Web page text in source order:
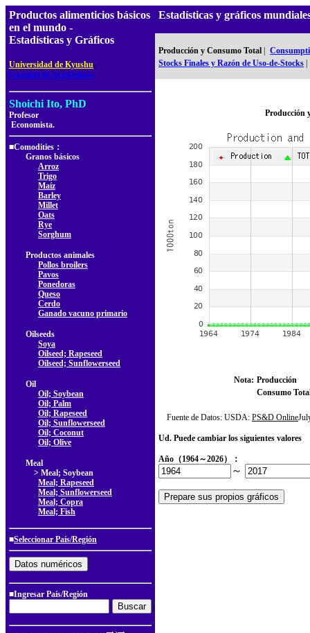
Productos alimenticios básicos
en el mundo -
Estadísticas y Gráficos
Universidad de Kyushu,
Facultad de Agricultura
Shoichi Ito, PhD
Profesor
Economista.
■Comodities：
Granos básicos
Arroz
Trigo
Maíz
Barley
Millet
Oats
Rye
Sorghum
Productos animales
Pollos broilers
Pavos
Ponedoras
Queso
Cerdo
Ganado vacuno primario
Oilseeds
Soya
Oilseed; Rapeseed
Oilseed; Sunflowerseed
Oil
Oil; Soybean
Oil; Palm
Oil; Rapeseed
Oil; Sunflowerseed
Oil; Coconut
Oil; Olive
Meal
> Meal; Soybean
Meal; Rapeseed
Meal; Sunflowerseed
Meal; Copra
Meal; Fish
■Seleccionar País/Región
■Ingresar País/Región
Estadísticas y gráficos
Producción y Consumo Total
Stocks Finales y Razón de Uso-de-Stocks
Producción
Nota: Producción
Consumo
Fuente de Datos: USDA: PS&D Online
Ud. Puede cambiar los siguientes valores
Año（1964～2026）：
～